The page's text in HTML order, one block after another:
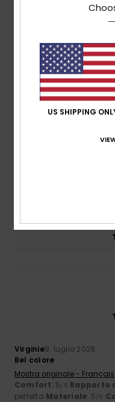
2
Virginie9. luglio 2026
Bel colore
Mostra originale - Français
Comfort: 5/5 Rapporto
perfetta Materiale: 5/5
US SHIPPING